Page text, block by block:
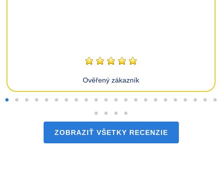
Ověřený zákazník
ZOBRAZIŤ VŠETKY RECENZIE